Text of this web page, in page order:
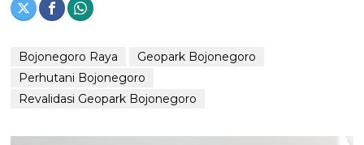
Bojonegoro Raya
Geopark Bojonegoro
Perhutani Bojonegoro
Revalidasi Geopark Bojonegoro